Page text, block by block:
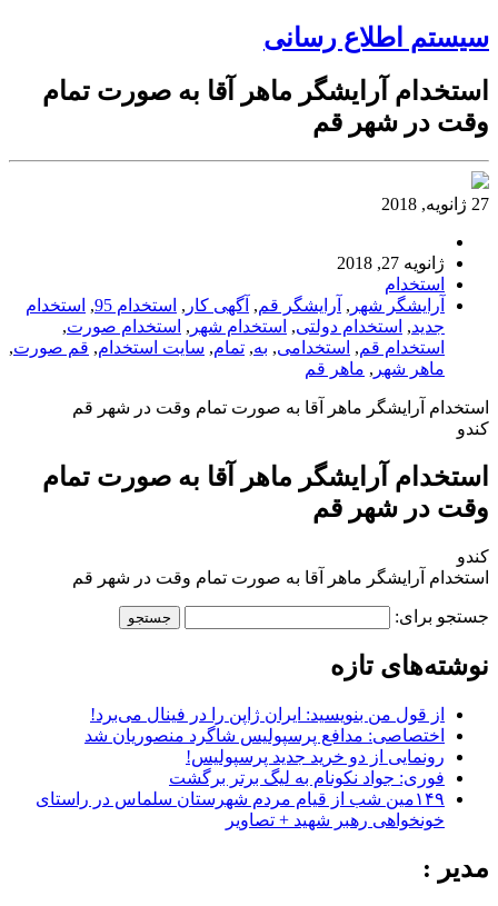
سیستم اطلاع رسانی
استخدام آرایشگر ماهر آقا به صورت تمام
وقت در شهر قم
27 ژانویه, 2018
ژانویه 27, 2018
استخدام
آرایشگر شهر , آرایشگر قم, آگهی کار , استخدام 95 , استخدام
جدید, استخدام دولتی, استخدام شهر , استخدام صورت,
استخدام قم, استخدامی, به, تمام, سایت استخدام, قم صورت,
ماهر شهر , ماهر قم
استخدام آرایشگر ماهر آقا به صورت تمام وقت در شهر قم
کندو
استخدام آرایشگر ماهر آقا به صورت تمام
وقت در شهر قم
کندو
استخدام آرایشگر ماهر آقا به صورت تمام وقت در شهر قم
جستجو برای:
نوشته‌های تازه
از قول من بنویسید: ایران ژاپن را در فینال می‌برد!
اختصاصی: مدافع پرسپولیس شاگرد منصوریان شد
رونمایی از دو خرید جدید پرسپولیس!
فوری: جواد نکونام به لیگ برتر برگشت
۱۴۹مین شب از قیام مردم شهرستان سلماس در راستای
خونخواهی رهبر شهید + تصاویر
مدیر :